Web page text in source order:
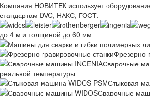
Компания НОВИТЕК использует
стандартам DVC, НАКС, ГОСТ.
до 4 м и толщиной до 60 мм
Фрезерно-
Сварочные
реальной температуры
Стыковая
Сварочные